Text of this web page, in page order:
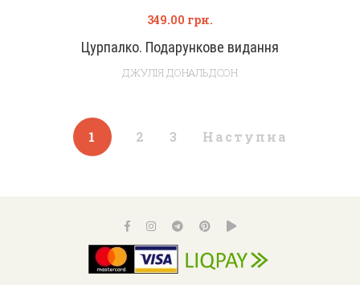
Цурпалко. Подарункове видання
349.00 грн.
ДЖУЛІЯ ДОНАЛЬДСОН
1 2 3 Наступна